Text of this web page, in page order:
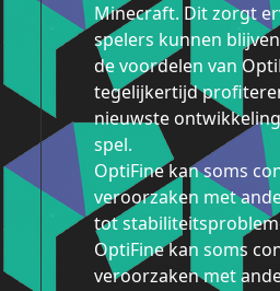
Minecraft. Dit zorgt
spelers kunnen
de voordelen van
tegelijkertijd
nieuwste
spel.
OptiFine kan soms
veroorzaken met
tot
OptiFine kan soms
veroorzaken met